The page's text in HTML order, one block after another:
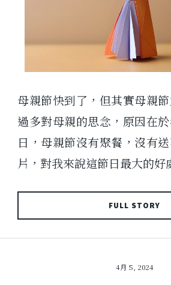
母親節快到了，但其實母親
過多對母親的思念，原因在
日，母親節沒有聚餐，沒有
片，對我來說這節日最大的好
FULL STORY
4月 5, 2024